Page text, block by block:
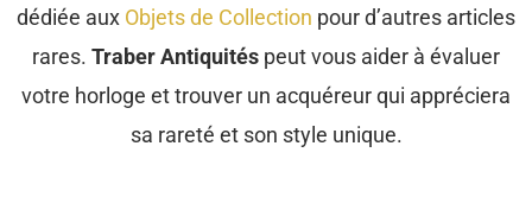
dédiée aux Objets de Collection pour d’autres articles
rares. Traber Antiquités peut vous aider à évaluer
votre horloge et trouver un acquéreur qui appréciera
sa rareté et son style unique.